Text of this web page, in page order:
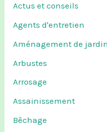
Actus et conseils
Agents d'entretien
Aménagement de jardin
Arbustes
Arrosage
Assainissement
Bêchage